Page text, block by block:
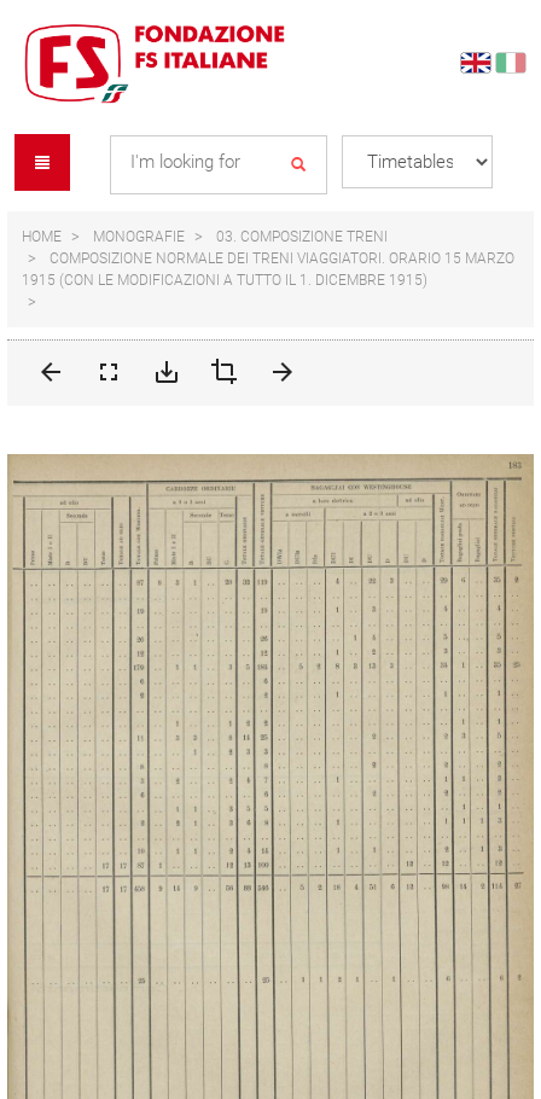
content
navigation
menu
HOME MONOGRAFIE
03. COMPOSIZIONE TRENI
COMPOSIZIONE NORMALE DEI TRENI VIAGGIATORI. ORARIO 15 MARZO
1915 (CON LE MODIFICAZIONI A TUTTO IL 1. DICEMBRE 1915)